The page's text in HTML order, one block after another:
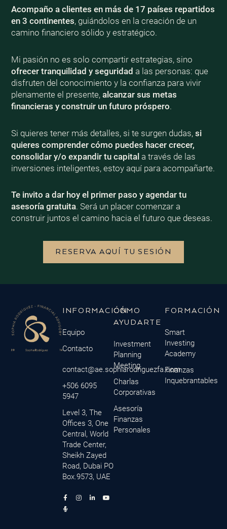
Acompaño a clientes en más de 17 países repartidos
en 3 continentes, guiándolos en la creación de un
camino financiero sólido y estratégico.
Mi pasión no es solo compartir estrategias, sino
ofrecer tranquilidad y seguridad a las personas: que
disfruten del conocimiento y la confianza para vivir
plenamente el presente, alcanzar sus metas
financieras y construir un futuro próspero.
Si quieres tener más detalles, si te surgen dudas, si
quieres comprender cómo puedes hacer crecer,
consolidar y/o expandir tu capitala través de las
inversiones inteligentes, estoy aquí para acompañarte.
Te invito a dar hoy el primer paso y agendar tu
asesoría gratuita. Será un placer comenzar a
construir juntos el camino hacia el futuro que deseas.
RESERVA AQUÍ TU SESIÓN
INFORMACIÓN
Equipo
Contacto
contact@ae.sophiarodriguezfa.com
+506 6095
5947
Level 3, The
Offices 3, One
Central, World
Trade Center,
Sheikh Zayed
Road, Dubai PO
Box.9573, UAE
F
a
c
e
I
n
L
i
Y
o
M
i
c
r
CÓMO
AYUDARTE
Investment
Planning
Meeting
Charlas
Corporativas
Asesoría
Finanzas
Personales
FORMACIÓN
Smart
Investing
Academy
Finanzas
Inquebrantables